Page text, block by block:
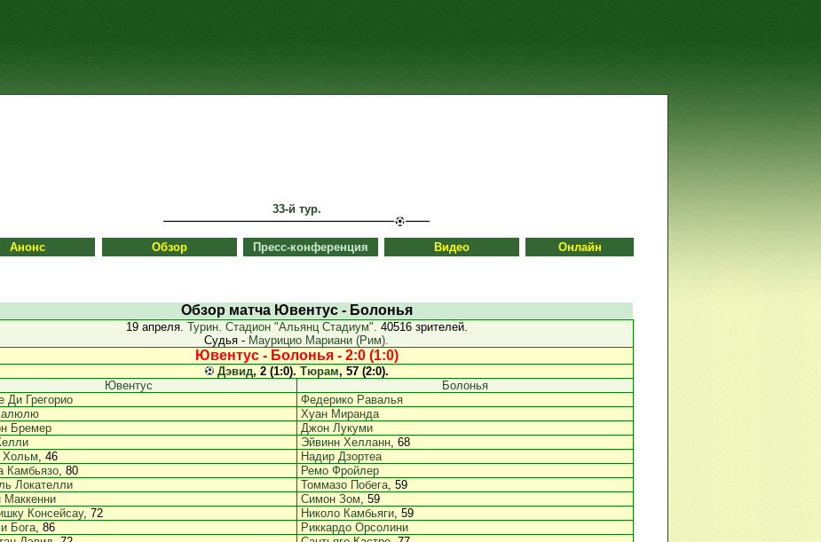
33-й тур.
Анонс Обзор Пресс-конференция Видео Онлайн
Обзор матча Ювентус - Болонья
19 апреля. Турин. Стадион "Альянц Стадиум". 40516 зрителей.
Судья - Маурицио Мариани (Рим).
Ювентус - Болонья - 2:0 (1:0)
Дэвид, 2 (1:0). Тюрам, 57 (2:0).
Ювентус
Болонья
Ди Грегорио
Федерико Равалья
Хуан Миранда
Бремер
Джон Лукуми
Эйвинн Хелланн, 68
, 46
Надир Дзортеа
Камбьязо, 80
Ремо Фройлер
Локателли
Томмазо Побега, 59
Маккенни
Симон Зом, 59
Консейсау, 72 Николо Камбьяги, 59
Бога, 86
Риккардо Орсолини